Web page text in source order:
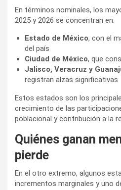
En términos nominales, los
2025 y 2026 se concentran en:
Estado de México, con el
del país
Ciudad de México, que
Jalisco, Veracruz y
registran alzas significativas
Estos estados son los
crecimiento de las
poblacional y contribución a la
Quiénes ganan
pierde
En el otro extremo, algunos
incrementos marginales y uno